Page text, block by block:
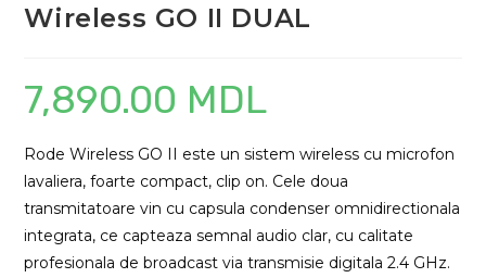
Wireless GO II DUAL
7,890.00 MDL
Rode Wireless GO II este un sistem wireless cu microfon
lavaliera, foarte compact, clip on. Cele doua
transmitatoare vin cu capsula condenser omnidirectionala
integrata, ce capteaza semnal audio clar, cu calitate
profesionala de broadcast via transmisie digitala 2.4 GHz.